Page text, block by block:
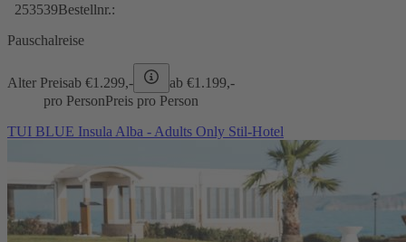
253539Bestellnr.:
Pauschalreise
Alter Preisab €1.299,- ab €1.199,-
pro PersonPreis pro Person
TUI BLUE Insula Alba - Adults Only Stil-Hotel